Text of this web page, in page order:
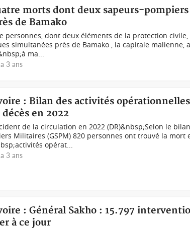
morts dont deux sapeurs-pompiers
de Bamako
personnes, dont deux éléments de la protection
simultanées près de Bamako , la capitale malienne,
ma...
3 ans
: Bilan des activités
en 2022
de la circulation en 2022 (DR)&nbsp;Selon le
Militaires (GSPM) 820 personnes ont trouvé la mort
opérat...
3 ans
: Général Sakho : 15.797
à ce jour